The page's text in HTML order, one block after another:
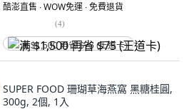
酷澎直售 ∙ WOW免運 ∙ 免費退貨
(4)
满 $1,500 再省 $75 (王道卡)
SUPER FOOD 珊瑚草海燕窩 黑糖桂圓,
300g, 2個, 1入